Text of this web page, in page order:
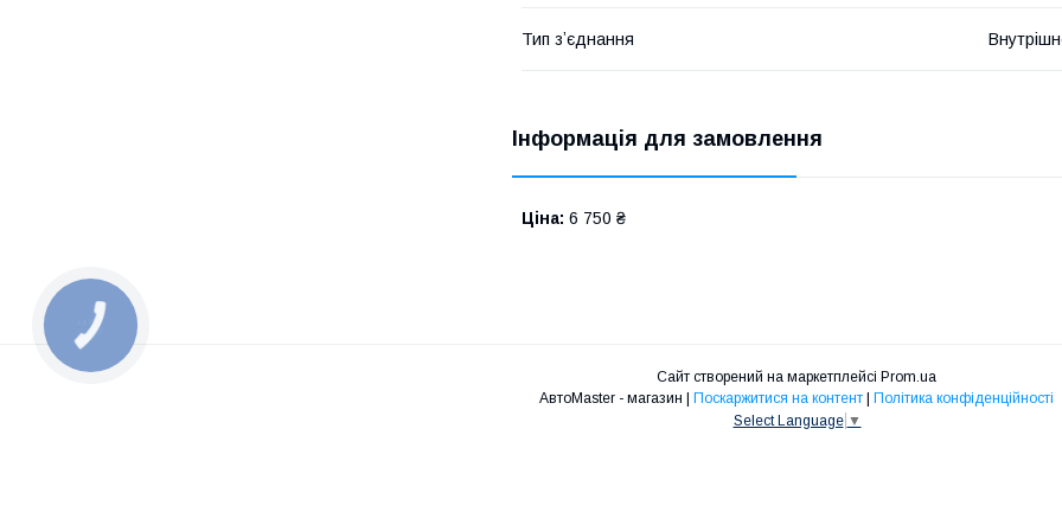
Тип зʼєднання
Інформація для замовлення
Ціна: 6 750 ₴
Сайт створений на маркетплейсі Prom.ua
АвтоMaster - магазин | Поскаржитися на контент | Політика конфіденційності
Select Language ▼
КНОПКА
ЗВ'ЯЗКУ